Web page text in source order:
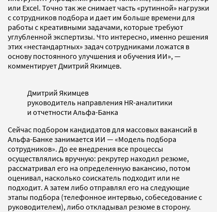
или Excel. Точно так же снимает часть «рутинной» нагрузки
с сотрудников подбора и дает им больше времени для
работы с креативными задачами, которые требуют
углубленной экспертизы. Что интересно, именно решения
этих «нестандартных» задач сотрудниками ложатся в
основу постоянного улучшения и обучения ИИ», —
комментирует Дмитрий Якимцев.
Дмитрий Якимцев
руководитель направления HR-аналитики
и отчетности Альфа-Банка
Сейчас подбором кандидатов для массовых вакансий в
Альфа-Банке занимается ИИ — «Модель подбора
сотрудников». До ее внедрения все процессы
осуществлялись вручную: рекрутер находил резюме,
рассматривал его на определенную вакансию, потом
оценивал, насколько соискатель подходит или не
подходит. А затем либо отправлял его на следующие
этапы подбора (телефонное интервью, собеседование с
руководителем), либо откладывал резюме в сторону.